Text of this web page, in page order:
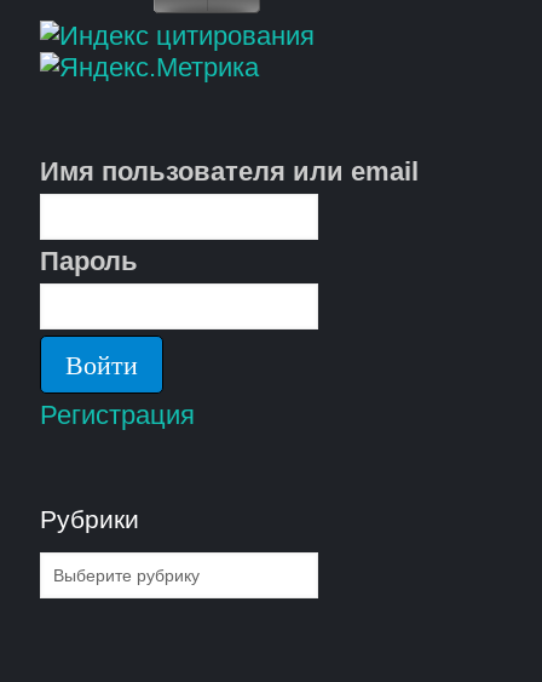
Имя пользователя или email
Пароль
Регистрация
Рубрики
Рубрики